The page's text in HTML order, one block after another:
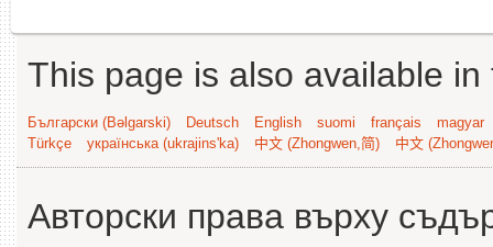
This page is also available
Български (Bəlgarski) Deutsch English suomi français
magyar
Türkçe
українська (ukrajins'ka) 中文 (Zhongwen,简) 中文
Авторски права върху